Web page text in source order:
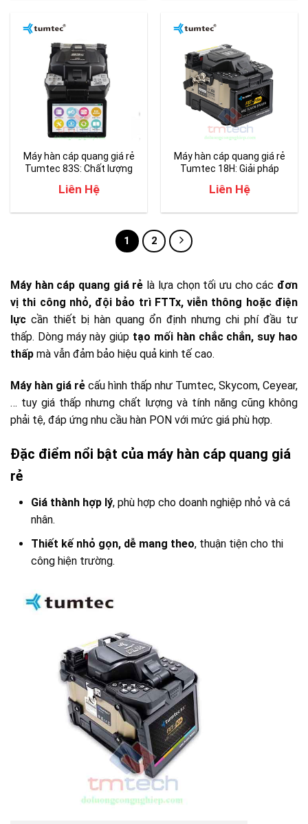
Máy hàn cáp quang giá rẻ là lựa chọn tối ưu cho các đơn
vị thi công nhỏ, đội bảo trì FTTx, viễn thông hoặc điện
lực cần thiết bị hàn quang ổn định nhưng chi phí đầu tư
thấp. Dòng máy này giúp tạo mối hàn chắc chắn, suy hao
thấp mà vẫn đảm bảo hiệu quả kinh tế cao.
Máy hàn giá rẻ cấu hình thấp như Tumtec, Skycom, Ceyear,
… tuy giá thấp nhưng chất lượng và tính năng cũng không
phải tệ, đáp ứng nhu cầu hàn PON với mức giá phù hợp.
Đặc điểm nổi bật của máy hàn cáp quang giá
rẻ
Giá thành hợp lý, phù hợp cho doanh nghiệp nhỏ và cá
nhân.
Thiết kế nhỏ gọn, dễ mang theo, thuận tiện cho thi
công hiện trường.
Máy hàn cáp quang giá rẻ
Tumtec 83S: Chất lượng
Liên Hệ
Máy hàn cáp quang giá rẻ
Tumtec 18H: Giải pháp
PON
Liên Hệ
1 2